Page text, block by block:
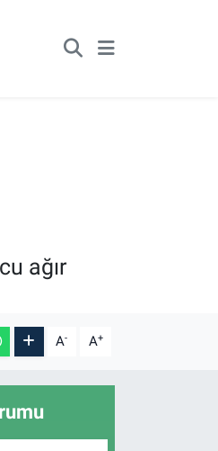
ağır
A- A+